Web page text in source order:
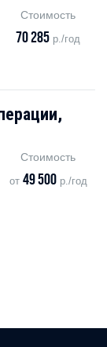
Стоимость
70 285 р./год
Стоимость
от 49 500р./год